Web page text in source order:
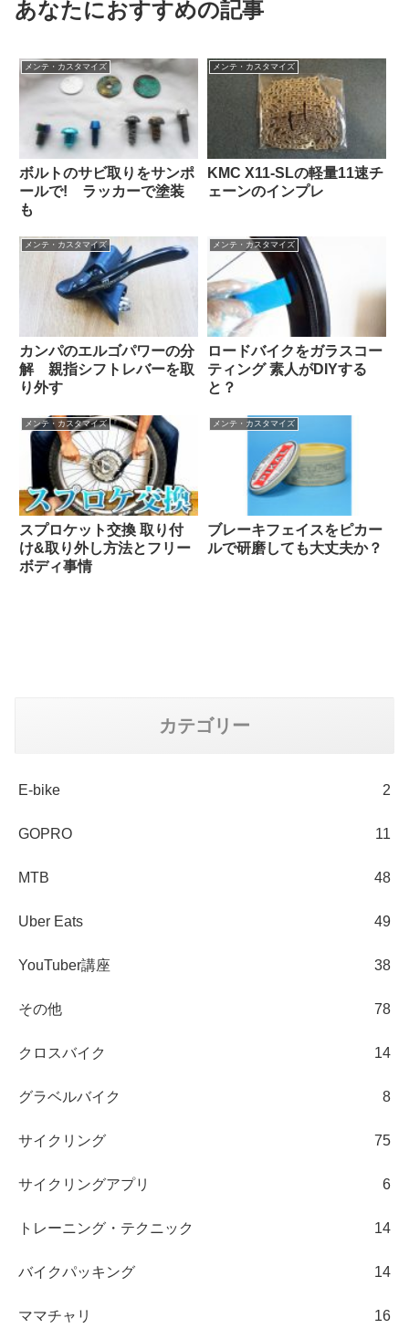
あなたにおすすめの記事
メンテ・カスタマイズ
ボルトのサビ取りをサンポ
ールで! ラッカーで塗装
も
メンテ・カスタマイズ
KMC X11-SLの軽量11速チ
ェーンのインプレ
メンテ・カスタマイズ
カンパのエルゴパワーの分
解 親指シフトレバーを取
り外す
メンテ・カスタマイズ
ロードバイクをガラスコー
ティング 素人がDIYする
と？
メンテ・カスタマイズ
スプロケット交換 取り付
け&取り外し方法とフリー
ボディ事情
メンテ・カスタマイズ
ブレーキフェイスをピカー
ルで研磨しても大丈夫か？
カテゴリー
E-bike 2
GOPRO 11
MTB 48
Uber Eats 49
YouTuber講座 38
その他 78
クロスバイク 14
グラベルバイク 8
サイクリング 75
サイクリングアプリ 6
トレーニング・テクニック 14
バイクパッキング 14
ママチャリ 16